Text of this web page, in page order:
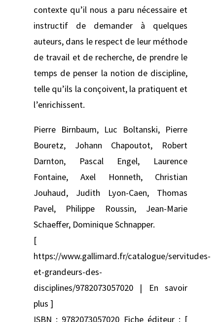
contexte qu’il nous a paru nécessaire et
instructif de demander à quelques
auteurs, dans le respect de leur méthode
de travail et de recherche, de prendre le
temps de penser la notion de discipline,
telle qu’ils la conçoivent, la pratiquent et
l’enrichissent.
Pierre Birnbaum, Luc Boltanski, Pierre
Bouretz, Johann Chapoutot, Robert
Darnton, Pascal Engel, Laurence
Fontaine, Axel Honneth, Christian
Jouhaud, Judith Lyon-Caen, Thomas
Pavel, Philippe Roussin, Jean-Marie
Schaeffer, Dominique Schnapper.
[
https://www.gallimard.fr/catalogue/servitudes-
et-grandeurs-des-
disciplines/9782073057020 | En savoir
plus ]
ISBN : 9782073057020 Fiche éditeur : [